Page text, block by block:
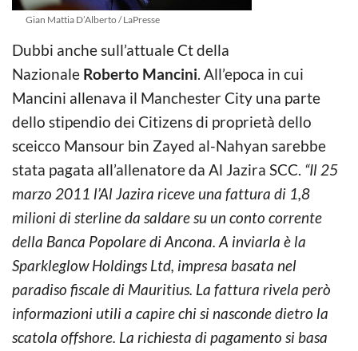
Gian Mattia D’Alberto / LaPresse
Dubbi anche sull’attuale Ct della
Nazionale Roberto Mancini. All’epoca in cui
Mancini allenava il Manchester City una parte
dello stipendio dei Citizens di proprietà dello
sceicco Mansour bin Zayed al-Nahyan sarebbe
stata pagata all’allenatore da Al Jazira SCC. “Il 25
marzo 2011 l’Al Jazira riceve una fattura di 1,8
milioni di sterline da saldare su un conto corrente
della Banca Popolare di Ancona. A inviarla è la
Sparkleglow Holdings Ltd, impresa basata nel
paradiso fiscale di Mauritius. La fattura rivela però
informazioni utili a capire chi si nasconde dietro la
scatola offshore. La richiesta di pagamento si basa